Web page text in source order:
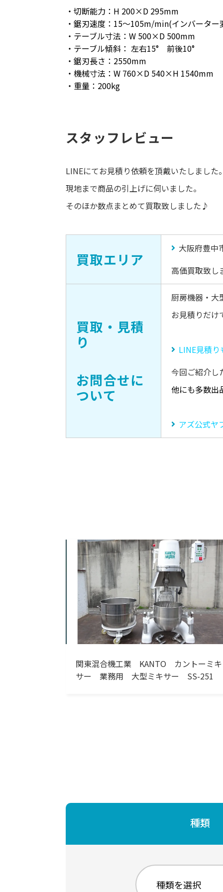
・切断能力：H 200×D 295mm
・鋸刃速度：15～105m/min(インバーター
・テーブル寸法：W 500×D 500mm
・テーブル傾斜： 左右15° 前後10°
・鋸刃長さ：2550mm
・機械寸法：W 760×D 540×H 1540mm
・重量：200kg
スタッフレビュー
LINEにてお見積り依頼を頂戴いたしました
現地まで商品の引上げに伺いました。
そのほか数点まとめて買取致しました♪
買取エリア
大阪府豊中
高価買取致し
買取・見積
り
お問合せに
ついて
厨房機器・大
お見積りだけ
LINE見積
今回ご紹介し
他にも多数出
アズ公式ヤ
関東混合機工業 KANTO カントーミキ
サー 業務用 大型ミキサー SS-251
種類